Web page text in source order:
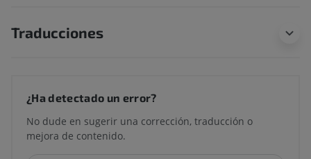
Traducciones
¿Ha detectado un error?
No dude en sugerir una corrección, traducción o
mejora de contenido.